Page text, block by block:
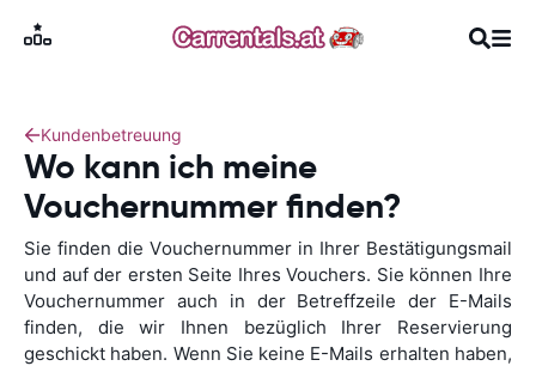
Kundenbetreuung
Wo kann ich meine
Vouchernummer finden?
Sie finden die Vouchernummer in Ihrer Bestätigungsmail
und auf der ersten Seite Ihres Vouchers. Sie können Ihre
Vouchernummer auch in der Betreffzeile der E-Mails
finden, die wir Ihnen bezüglich Ihrer Reservierung
geschickt haben. Wenn Sie keine E-Mails erhalten haben,